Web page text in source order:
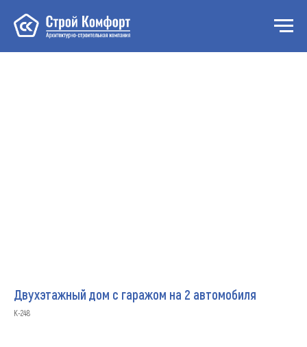
Двухэтажный дом с гаражом на 2 автомобиля
К-248